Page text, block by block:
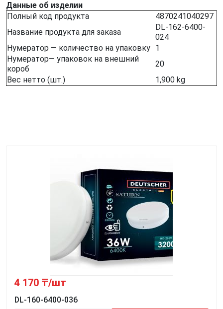
Данные об изделии
Полный код продукта
4870241040297
Название продукта для заказа
DL-162-6400-
024
Нумератор — количество на упаковку 1
Нумератор— упаковок на внешний
короб
20
Вес нетто (шт.)
1,900 kg
4 170 ₸/шт
DL-160-6400-036